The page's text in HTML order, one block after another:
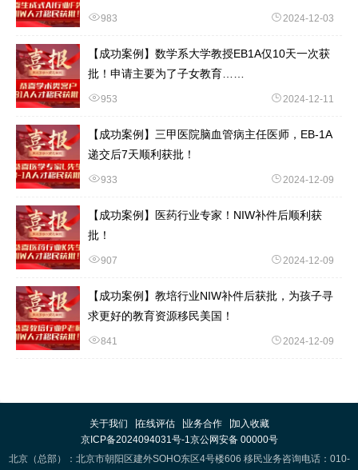
983 2024-12-03
【成功案例】数学系大学教授EB1A仅10天一次获
批！申请主要为了子女教育……
953 2024-12-11
【成功案例】三甲医院脑血管病主任医师，EB-1A
递交后7天顺利获批！
933 2024-12-09
【成功案例】医药行业专家！NIW补件后顺利获
批！
907 2024-12-09
【成功案例】教培行业NIW补件后获批，为孩子寻
求更好的教育资源移民美国！
841 2024-12-09
关于我们 在线评估 业务合作
加入收藏
京ICP备2024094031号-1京公网安备 00000号
北京（总部）：北京市朝阳区建外SOHO东区4号楼606 移民业务咨询电话：010-